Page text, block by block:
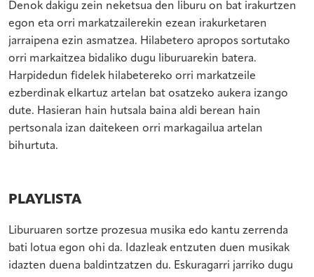
Denok dakigu zein neketsua den liburu on bat irakurtzen
egon eta orri markatzailerekin ezean irakurketaren
jarraipena ezin asmatzea. Hilabetero apropos sortutako
orri markaitzea bidaliko dugu liburuarekin batera.
Harpidedun fidelek hilabetereko orri markatzeile
ezberdinak elkartuz artelan bat osatzeko aukera izango
dute. Hasieran hain hutsala baina aldi berean hain
pertsonala izan daitekeen orri markagailua artelan
bihurtuta.
PLAYLISTA
Liburuaren sortze prozesua musika edo kantu zerrenda
bati lotua egon ohi da. Idazleak entzuten duen musikak
idazten duena baldintzatzen du. Eskuragarri jarriko dugu